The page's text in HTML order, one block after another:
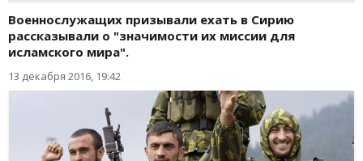
Военнослужащих призывали ехать в Сирию
рассказывали о "значимости их миссии для
исламского мира".
13 декабря 2016, 19:42